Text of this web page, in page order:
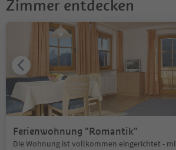
Zimmer entdecken
Ferienwohnung "Romantik"
Die Wohnung ist vollkommen eingerichtet -